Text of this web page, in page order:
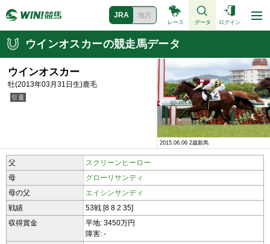
JRA 地方
レース データ ログイン
ウインオスカーの競走馬データ
ウインオスカー
牡(2013年03月31日生)鹿毛
2015.06.06 2歳新馬
父
スクリーンヒーロー
母
グローリサンディ
母の父
エイシンサンディ
戦績
53戦 [8 8 2 35]
収得賞金
平地: 3450万円
障害: -